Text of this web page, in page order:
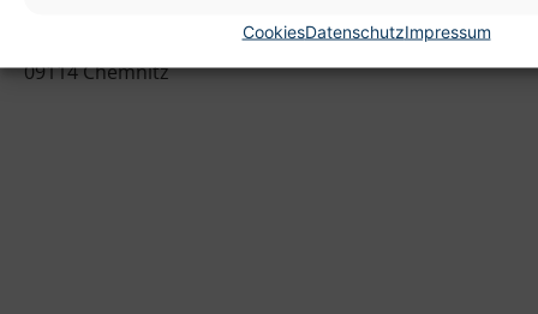
CookiesDatenschutzImpressum
09114 Chemnitz